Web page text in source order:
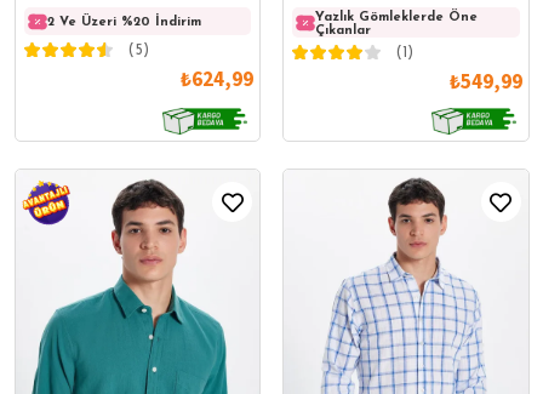
Efektli Spor Yaka Kırmızı
Gömlek
2 Ve Üzeri %20 İndirim 2 Ve Üzeri %20 İndirim
(5)
₺624,99
Kareli Gömlek
Yazlık Gömleklerde Öne
Çıkanlar
(1)
₺549,99